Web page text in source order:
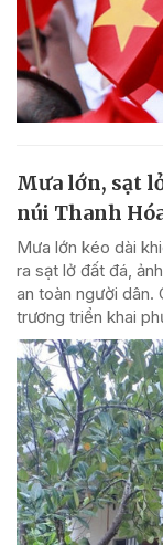
Mưa lớn, sạt
núi Thanh
Mưa lớn kéo dài
ra sạt lở đất đá,
an toàn người dân.
trương triển khai